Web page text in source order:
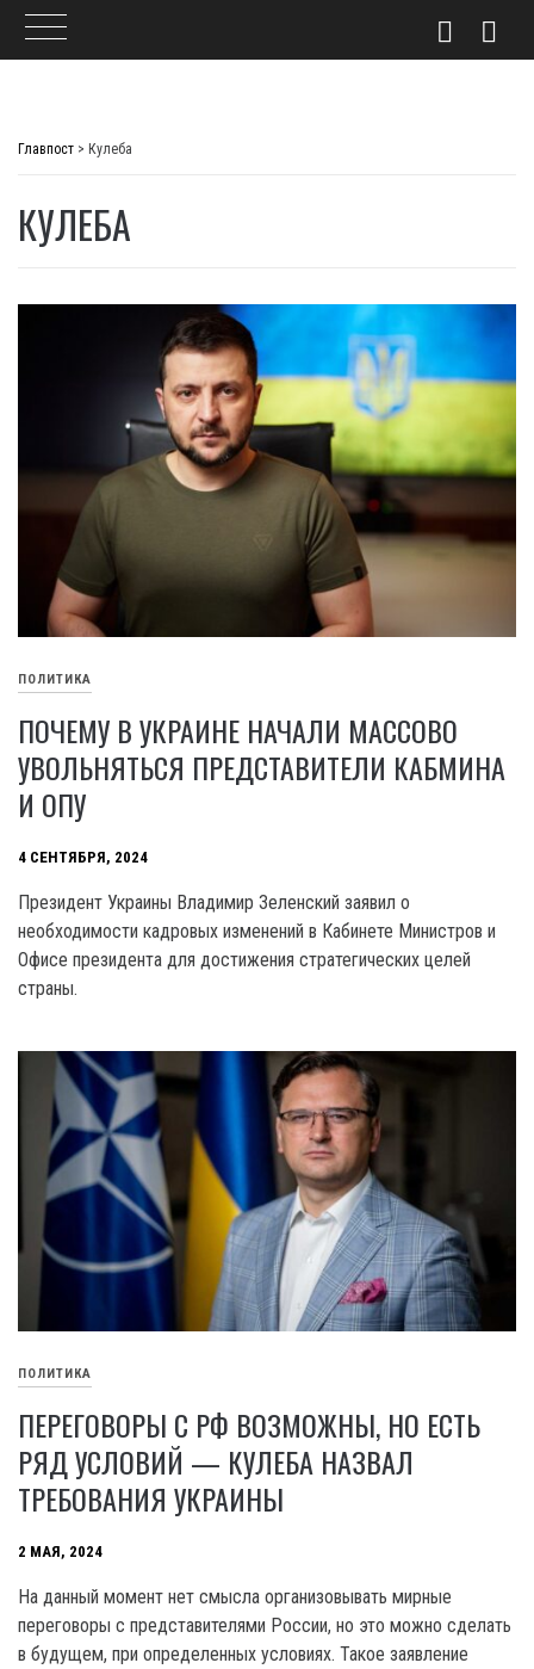
Главпост > Кулеба
КУЛЕБА
ПОЛИТИКА
ПОЧЕМУ В УКРАИНЕ НАЧАЛИ МАССОВО
УВОЛЬНЯТЬСЯ ПРЕДСТАВИТЕЛИ КАБМИНА
И ОПУ
4 СЕНТЯБРЯ, 2024
Президент Украины Владимир Зеленский заявил о
необходимости кадровых изменений в Кабинете Министров и
Офисе президента для достижения стратегических целей
страны.
ПОЛИТИКА
ПЕРЕГОВОРЫ С РФ ВОЗМОЖНЫ, НО ЕСТЬ
РЯД УСЛОВИЙ — КУЛЕБА НАЗВАЛ
ТРЕБОВАНИЯ УКРАИНЫ
2 МАЯ, 2024
На данный момент нет смысла организовывать мирные
переговоры с представителями России, но это можно сделать
в будущем, при определенных условиях. Такое заявление